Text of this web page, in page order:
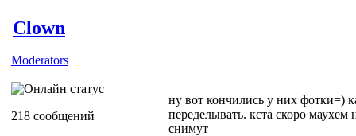
Clown
Moderators
218 сообщений
ну вот кончились у них фотки=)
переделывать. кста скоро
снимут